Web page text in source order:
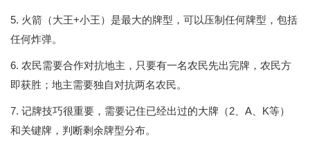
5. 火箭（大王+小王）是最大的牌型，可以压制任何牌型，包括
任何炸弹。
6. 农民需要合作对抗地主，只要有一名农民先出完牌，农民方
即获胜；地主需要独自对抗两名农民。
7. 记牌技巧很重要，需要记住已经出过的大牌（2、A、K等）
和关键牌，判断剩余牌型分布。